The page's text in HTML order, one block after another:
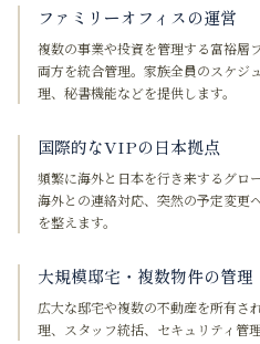
ファミリーオフィスの運営
複数の事業や投資を管理する富裕層
両方を統合管理。家族全員のスケジ
理、秘書機能などを提供します。
国際的なVIPの日本拠点
頻繁に海外と日本を行き来するグロ
海外との連絡対応、突然の予定変更
を整えます。
大規模邸宅・複数物件の管理
広大な邸宅や複数の不動産を所有さ
理、スタッフ統括、セキュリティ管